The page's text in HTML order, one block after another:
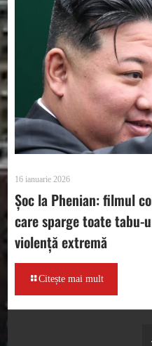
16 ianuarie 2026
Șoc la Phenian: filmul
care sparge toate
violență extremă
Citește mai mult